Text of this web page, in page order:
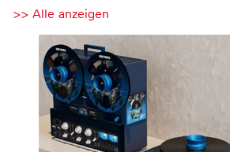
>> Alle anzeigen